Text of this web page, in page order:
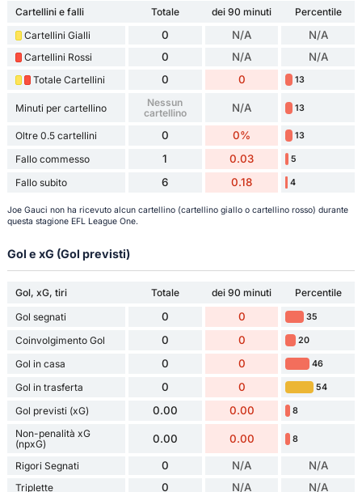
Cartellini e falli Totale dei 90 minuti
Percentile
Cartellini Gialli
0 N/A N/A
Cartellini Rossi 0 N/A N/A
Totale Cartellini 0 0 13
Minuti per cartellino
Nessun
cartellino
N/A 13
Oltre 0.5 cartellini 0 0% 13
Fallo commesso 1 0.03 5
Fallo subito 6 0.18 4
Joe Gauci non ha ricevuto alcun cartellino (cartellino giallo o cartellino rosso) durante
questa stagione EFL League One.
Gol e xG (Gol previsti)
Gol, xG, tiri Totale dei 90 minuti
Percentile
Gol segnati
0 0 35
Coinvolgimento Gol 0 0 20
Gol in casa 0 0 46
Gol in trasferta 0 0 54
Gol previsti (xG) 0.00 0.00 8
Non-penalità xG
(npxG)
0.00 0.00 8
Rigori Segnati 0 N/A N/A
Triplette 0 N/A N/A